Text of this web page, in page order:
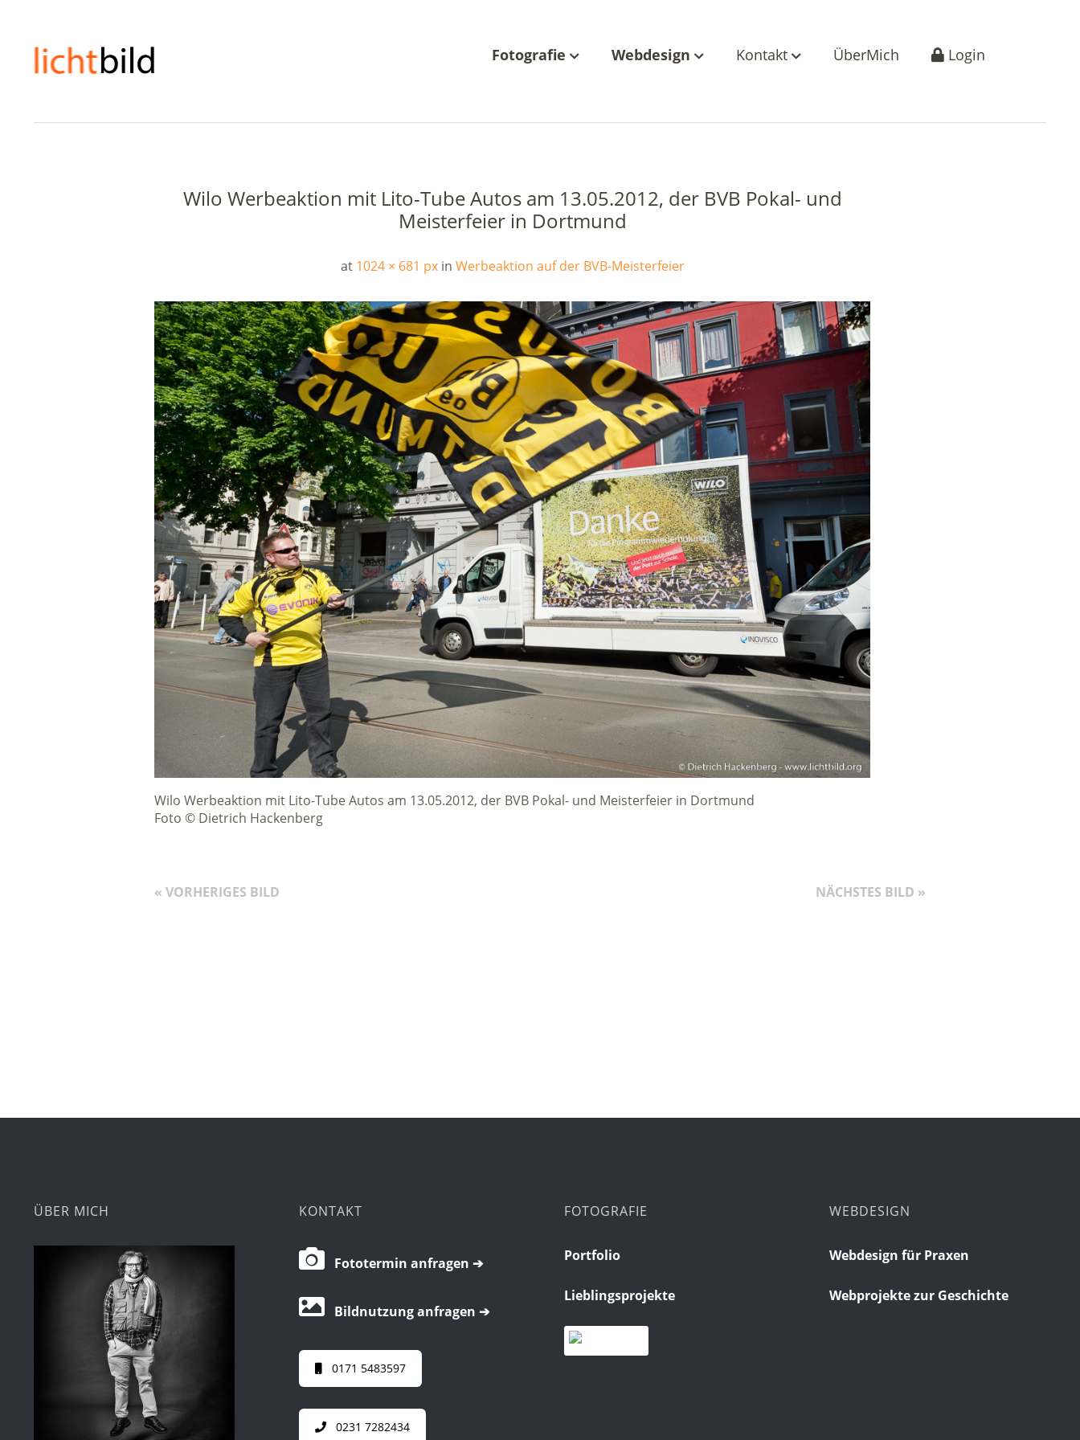
Fotografie Webdesign Kontakt ÜberMich Login
Wilo Werbeaktion mit Lito-Tube Autos am 13.05.2012, der BVB Pokal- und
Meisterfeier in Dortmund
at 1024 × 681 pxin Werbeaktion auf der BVB-Meisterfeier
Wilo Werbeaktion mit Lito-Tube Autos am 13.05.2012, der BVB Pokal- und Meisterfeier in Dortmund
Foto © Dietrich Hackenberg
« VORHERIGES BILD NÄCHSTES BILD »
ÜBER MICH KONTAKT
Fototermin anfragen ➔
Bildnutzung anfragen ➔
0171 5483597
0231 7282434
FOTOGRAFIE
Portfolio
Lieblingsprojekte
WEBDESIGN
Webdesign für Praxen
Webprojekte zur Geschichte